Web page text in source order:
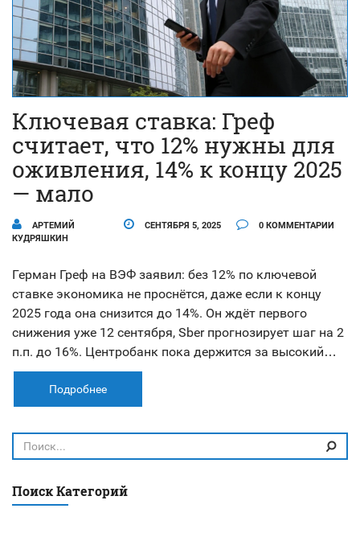
Ключевая ставка: Греф
считает, что 12% нужны для
оживления, 14% к концу 2025
— мало
АРТЕМИЙ
КУДРЯШКИН
СЕНТЯБРЯ 5, 2025 0 КОММЕНТАРИИ
Герман Греф на ВЭФ заявил: без 12% по ключевой
ставке экономика не проснётся, даже если к концу
2025 года она снизится до 14%. Он ждёт первого
снижения уже 12 сентября, Sber прогнозирует шаг на 2
п.п. до 16%. Центробанк пока держится за высокий
коридор — 18,8–19,6% до конца 2025 года. Бизнес
жалуется на стагнацию кредитов, рубль к концу года
может ослабнуть.
Подробнее
Поиск Категорий